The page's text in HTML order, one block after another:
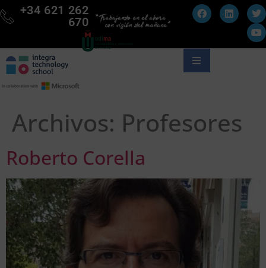
+34 621 262
670
Archivos: Profesores
Roberto Corella